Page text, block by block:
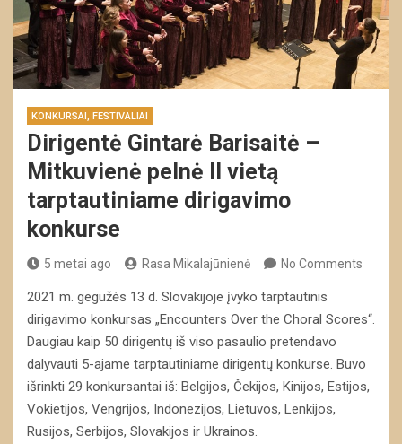
KONKURSAI, FESTIVALIAI
Dirigentė Gintarė Barisaitė –
Mitkuvienė pelnė II vietą
tarptautiniame dirigavimo
konkurse
5 metai ago Rasa Mikalajūnienė No Comments
2021 m. gegužės 13 d. Slovakijoje įvyko tarptautinis
dirigavimo konkursas „Encounters Over the Choral Scores“.
Daugiau kaip 50 dirigentų iš viso pasaulio pretendavo
dalyvauti 5-ajame tarptautiniame dirigentų konkurse. Buvo
išrinkti 29 konkursantai iš: Belgijos, Čekijos, Kinijos, Estijos,
Vokietijos, Vengrijos, Indonezijos, Lietuvos, Lenkijos,
Rusijos, Serbijos, Slovakijos ir Ukrainos.